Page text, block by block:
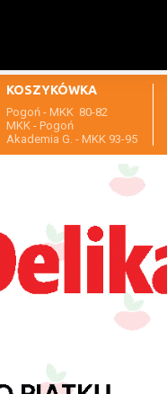
KOSZYKÓWKA
Pogoń - MKK 80-82
MKK - Pogoń
Akademia G. - MKK 93-95